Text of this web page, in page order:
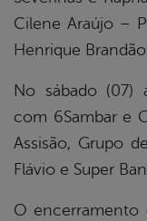
Cilene Araújo –
Henrique
No sábado (07)
com 6Sambar e
Assisão, Grupo
Flávio e Super
O encerramento